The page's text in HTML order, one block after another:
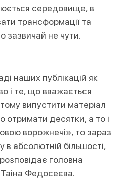
середовище, в
трансформації та
зазвичай не чути.
наших публікацій як
і те, що вважається
випустити матеріал
отримати десятки, а то і
ворожнечі», то зараз
абсолютній більшості,
головна
Федосеєва.